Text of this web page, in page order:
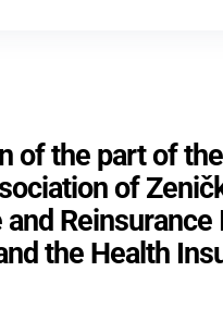
of the part of
of
the Health